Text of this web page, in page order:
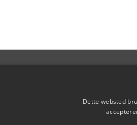
Dette websted